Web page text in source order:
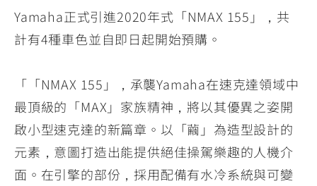
YZF-R3
YZF-R15
150
07
Y-
AMT
07
MT-
03
251~549
MT-
15
150
NMAX
AUGUR
150
FORCE
150
RS NEO
Yamaha正式引進2020年式「NMAX 155」，共
計有4種車色並自即日起開始預購。
「「NMAX 155」，承襲Yamaha在速克達領域中
最頂級的「MAX」家族精神，將以其優異之姿開
啟小型速克達的新篇章。以「繭」為造型設計的
元素，意圖打造出能提供絕佳操駕樂趣的人機介
面。在引擎的部份，採用配備有水冷系統與可變